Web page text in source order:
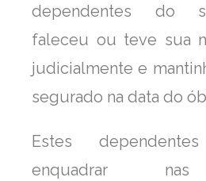
dependentes do
faleceu ou teve sua
judicialmente e
segurado na data do
Estes
enquadrar nas